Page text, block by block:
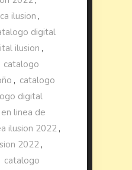
ilusion ,
digital
ilusion ,
catalogo
, catalogo
digital
linea de
ilusion 2022 ,
2022 ,
catalogo